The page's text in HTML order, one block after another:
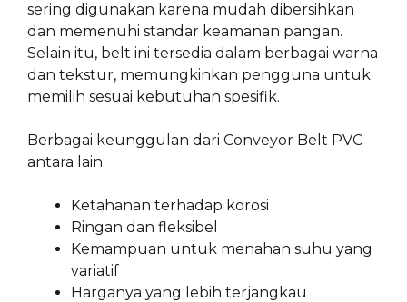
sering digunakan karena mudah dibersihkan
dan memenuhi standar keamanan pangan.
Selain itu, belt ini tersedia dalam berbagai warna
dan tekstur, memungkinkan pengguna untuk
memilih sesuai kebutuhan spesifik.
Berbagai keunggulan dari Conveyor Belt PVC
antara lain:
Ketahanan terhadap korosi
Ringan dan fleksibel
Kemampuan untuk menahan suhu yang
variatif
Harganya yang lebih terjangkau